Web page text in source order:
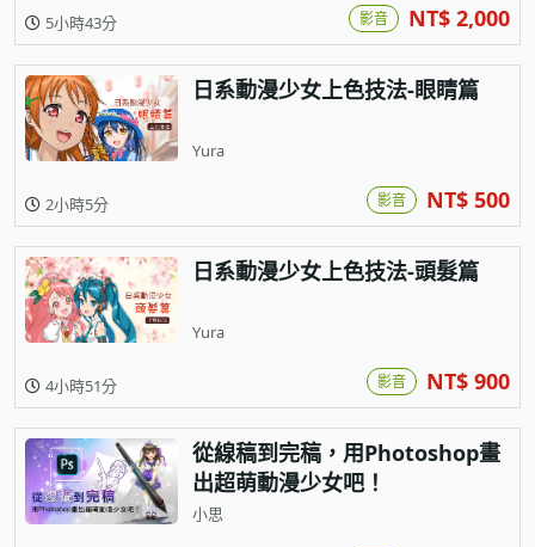
5小時43分 影音 NT$ 2,000
日系動漫少女上色技法-眼睛篇
Yura
2小時5分 影音 NT$ 500
日系動漫少女上色技法-頭髮篇
Yura
4小時51分 影音 NT$ 900
從線稿到完稿，用Photoshop畫
出超萌動漫少女吧！
小思